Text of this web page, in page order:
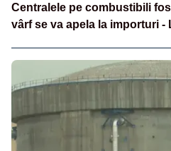
Centralele pe combustibili
vârf se va apela la importuri -